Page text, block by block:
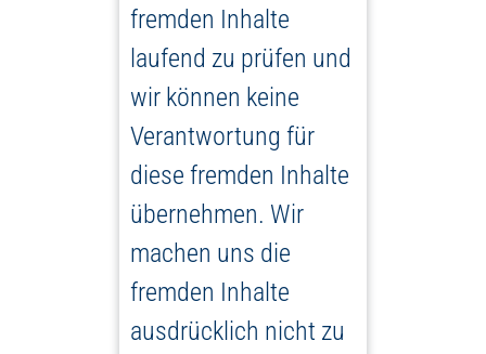
fremden Inhalte
laufend zu prüfen und
wir können keine
Verantwortung für
diese fremden Inhalte
übernehmen. Wir
machen uns die
fremden Inhalte
ausdrücklich nicht zu